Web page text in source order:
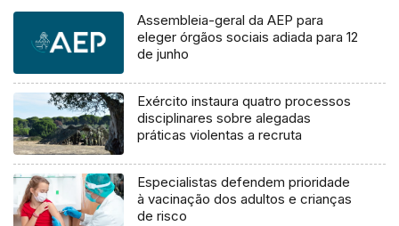
Assembleia-geral da AEP para
eleger órgãos sociais adiada para 12
de junho
Exército instaura quatro processos
disciplinares sobre alegadas
práticas violentas a recruta
Especialistas defendem prioridade
à vacinação dos adultos e crianças
de risco